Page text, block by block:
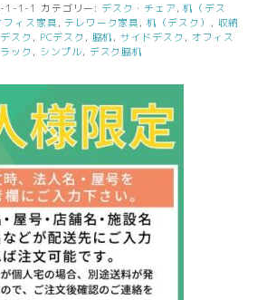
1-1-1 カテゴリー: デスク・チェア ,机（デス
フィス家具 , テレワーク家具 , 机（デスク） , 収納
デスク , PCデスク , 脇机 , サイドデスク , オフィス
ック , シンプル, デスク脇机